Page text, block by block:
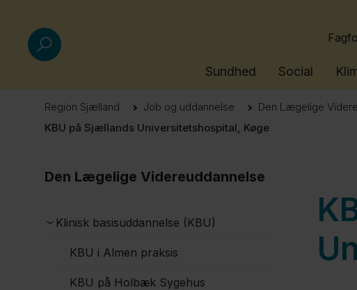
Sundhed Social
Region Sjælland Job og uddannelse Den Lægelige
KBU på Sjællands Universitetshospital, Køge
Den Lægelige Videreuddannelse
Klinisk basisuddannelse (KBU)
KBU i Almen praksis
KBU på Holbæk Sygehus